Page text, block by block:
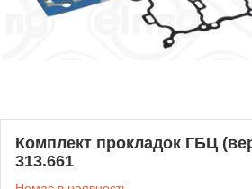
Комплект прокладок ГБЦ
313.661